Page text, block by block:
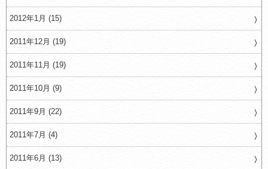
2012年1月 (15)
2011年12月 (19)
2011年11月 (19)
2011年10月 (9)
2011年9月 (22)
2011年7月 (4)
2011年6月 (13)